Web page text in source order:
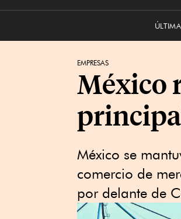
EMPRESAS
México
México se
comercio de
por delante de